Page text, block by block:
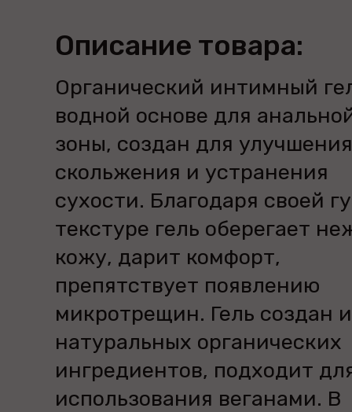
Описание товара:
Органический интимный
водной основе для
зоны, создан для улучшения
скольжения и устранения
сухости. Благодаря своей
текстуре гель оберегает
кожу, дарит комфорт,
препятствует появлению
микротрещин. Гель создан
натуральных органических
ингредиентов, подходит
использования веганами. В